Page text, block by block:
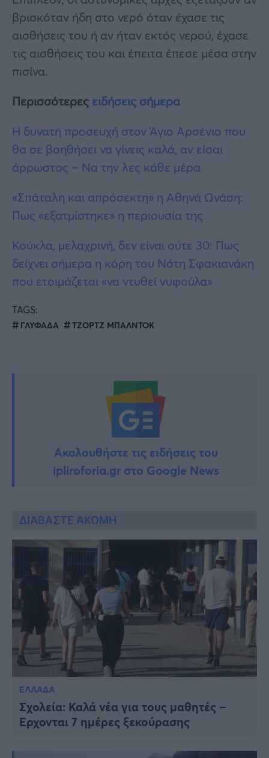
βρισκόταν ήδη στο νερό όταν έχασε τις
αισθήσεις του ή αν ήταν εκτός νερού, έχασε
τις αισθήσεις του και έπειτα έπεσε μέσα στην
πισίνα.
Περισσότερες ειδήσεις σήμερα
Η δυνατή προσευχή στον Άγιο Αρσένιο που
θα σε βοηθήσει να γίνεις καλά, αν είσαι
άρρωστος – Να την λες κάθε μέρα
«Σπάταλη και απρόσεκτη» η Αθηνά Ωνάση:
Πως «εξατμίστηκε» η περιουσία της
Κούκλα, μελαχρινή, δεν είναι ούτε 30: Πως
δείχνει σήμερα η κόρη του Νότη Σφακιανάκη
που ετοιμάζεται «να ντυθεί νυφούλα»
TAGS:
ΓΛΥΦΑΔΑ ΤΖΟΡΤΖ ΜΠΑΛΝΤΟΚ
Ακολουθήστε τις ειδήσεις του
ipliroforia.gr στο Google News
ΔΙΑΒΑΣΤΕ ΑΚΟΜΗ
ΕΛΛΑΔΑ
Σχολεία: Καλά νέα για τους μαθητές –
Έρχονται 7 ημέρες ξεκούρασης